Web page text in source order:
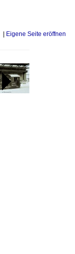
Eigene Seite eröffnen